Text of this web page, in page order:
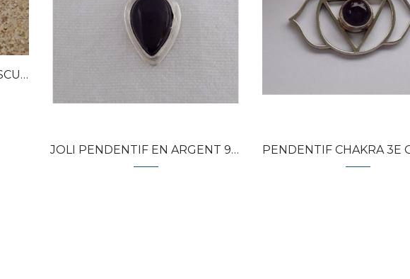
Quick view
JOLI PENDENTIF EN ARGENT 925...
Quick view
PENDENTIF CHAKRA 3E OEIL